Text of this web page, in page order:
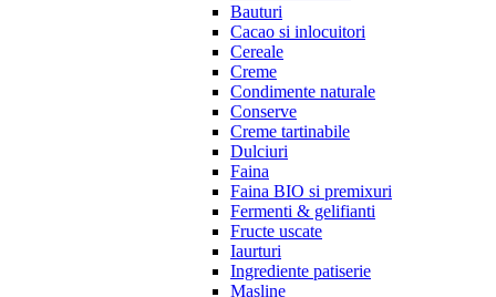
Bauturi
Cacao si inlocuitori
Cereale
Creme
Condimente naturale
Conserve
Creme tartinabile
Dulciuri
Faina
Faina BIO si premixuri
Fermenti & gelifianti
Fructe uscate
Iaurturi
Ingrediente patiserie
Masline